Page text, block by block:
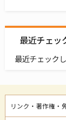
最近チェッ
最近チェック
リンク・著作権・